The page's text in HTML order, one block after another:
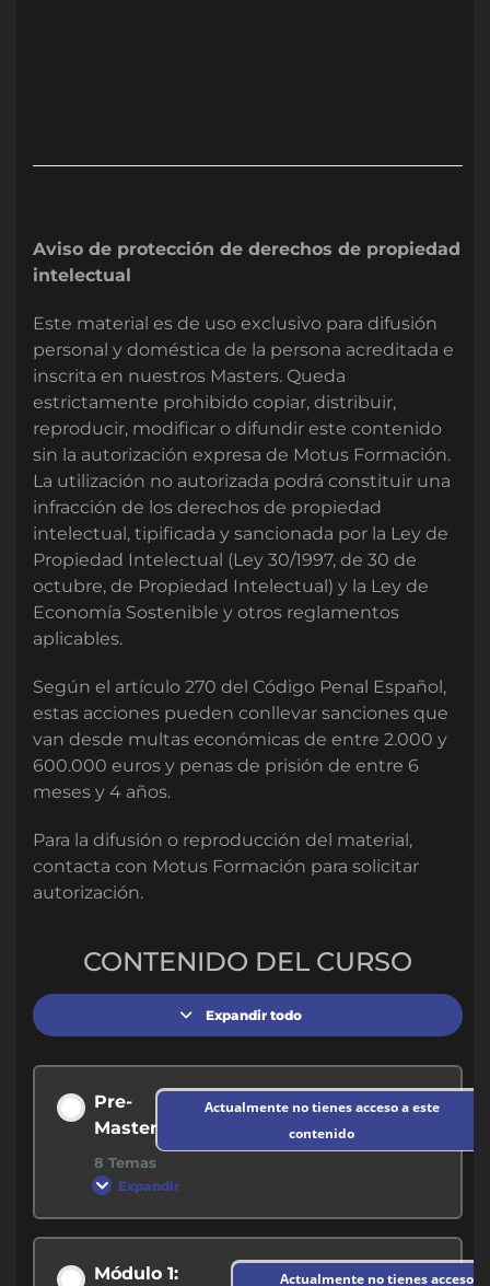
Aviso de protección de derechos de propiedad
intelectual
Este material es de uso exclusivo para difusión
personal y doméstica de la persona acreditada e
inscrita en nuestros Masters. Queda
estrictamente prohibido copiar, distribuir,
reproducir, modificar o difundir este contenido
sin la autorización expresa de Motus Formación.
La utilización no autorizada podrá constituir una
infracción de los derechos de propiedad
intelectual, tipificada y sancionada por la Ley de
Propiedad Intelectual (Ley 30/1997, de 30 de
octubre, de Propiedad Intelectual) y la Ley de
Economía Sostenible y otros reglamentos
aplicables.
Según el artículo 270 del Código Penal Español,
estas acciones pueden conllevar sanciones que
van desde multas económicas de entre 2.000 y
600.000 euros y penas de prisión de entre 6
meses y 4 años.
Para la difusión o reproducción del material,
contacta con Motus Formación para solicitar
autorización.
CONTENIDO DEL CURSO
Expandir todo
Pre-
Master
8 Temas
Actualmente no tienes acceso a este
contenido
Expandir
Módulo 1:
Actualmente no tienes acceso a